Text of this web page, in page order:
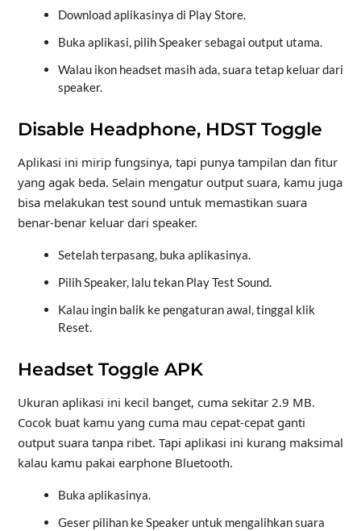
Download aplikasinya di Play Store.
Buka aplikasi, pilih Speaker sebagai output utama.
Walau ikon headset masih ada, suara tetap keluar dari
speaker.
Disable Headphone, HDST Toggle
Aplikasi ini mirip fungsinya, tapi punya tampilan dan fitur
yang agak beda. Selain mengatur output suara, kamu juga
bisa melakukan test sound untuk memastikan suara
benar-benar keluar dari speaker.
Setelah terpasang, buka aplikasinya.
Pilih Speaker, lalu tekan Play Test Sound.
Kalau ingin balik ke pengaturan awal, tinggal klik
Reset.
Headset Toggle APK
Ukuran aplikasi ini kecil banget, cuma sekitar 2.9 MB.
Cocok buat kamu yang cuma mau cepat-cepat ganti
output suara tanpa ribet. Tapi aplikasi ini kurang maksimal
kalau kamu pakai earphone Bluetooth.
Buka aplikasinya.
Geser pilihan ke Speaker untuk mengalihkan suara